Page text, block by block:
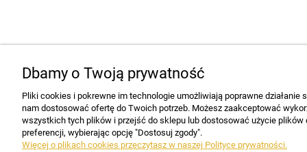
Dbamy o Twoją prywatność
Pliki cookies i pokrewne im technologie umożliwiają poprawne działanie
nam dostosować ofertę do Twoich potrzeb. Możesz zaakceptować
wszystkich tych plików i przejść do sklepu lub dostosować użycie plików
preferencji, wybierając opcję "Dostosuj zgody".
Więcej o plikach cookies przeczytasz w naszej Polityce prywatności.